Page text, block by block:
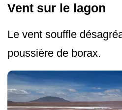
Vent sur le lagon
Le vent souffle
poussière de borax.